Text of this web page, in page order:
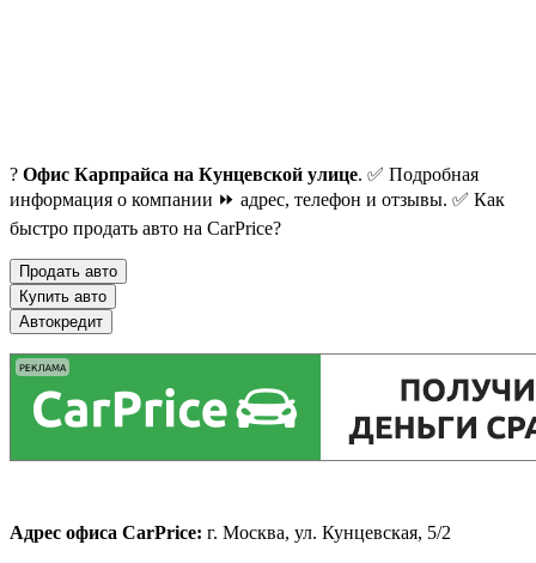
? Офис Карпрайса на Кунцевской улице. ✅ Подробная
информация о компании ⏩ адрес, телефон и отзывы. ✅ Как
быстро продать авто на CarPrice?
Продать авто
Купить авто
Автокредит
Адрес офиса CarPrice: г. Москва, ул. Кунцевская, 5/2